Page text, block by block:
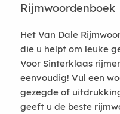
Rijmwoordenboek
Het Van Dale
die u helpt om leuke
Voor Sinterklaas
eenvoudig! Vul een
gezegde of
geeft u de beste